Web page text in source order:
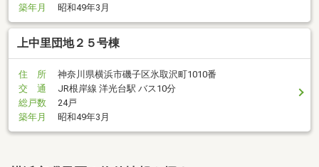
築年月
昭和49年3月
上中里団地２５号棟
住 所
神奈川県横浜市磯子区氷取沢町1010番
交 通
JR根岸線 洋光台駅 バス10分
総戸数
24戸
築年月
昭和49年3月